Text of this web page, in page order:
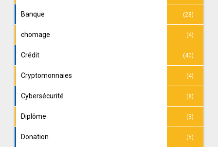
Banque (28)
chomage (4)
Crédit (40)
Cryptomonnaies (4)
Cybersécurité (8)
Diplôme (3)
Donation (5)